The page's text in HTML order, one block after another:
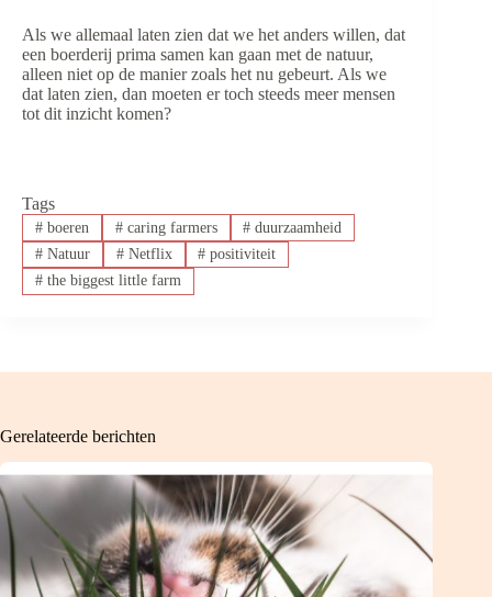
Als we allemaal laten zien dat we het anders willen, dat
een boerderij prima samen kan gaan met de natuur,
alleen niet op de manier zoals het nu gebeurt. Als we
dat laten zien, dan moeten er toch steeds meer mensen
tot dit inzicht komen?
Tags
#boeren #caring farmers # duurzaamheid
#Natuur #Netflix # positiviteit
#the biggest little farm
Gerelateerde berichten